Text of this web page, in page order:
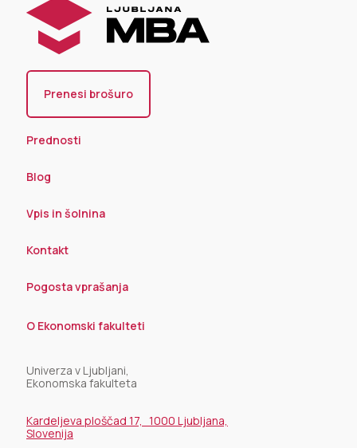
Prenesi brošuro
Prednosti
Blog
Vpis in šolnina
Kontakt
Pogosta vprašanja
O Ekonomski fakulteti
Univerza v Ljubljani,
Ekonomska fakulteta
Kardeljeva ploščad 17, 1000 Ljubljana,
Slovenija